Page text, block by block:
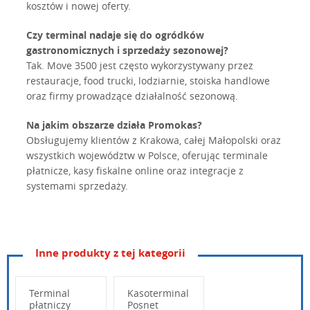
kosztów i nowej oferty.
Czy terminal nadaje się do ogródków
gastronomicznych i sprzedaży sezonowej?
Tak. Move 3500 jest często wykorzystywany przez
restauracje, food trucki, lodziarnie, stoiska handlowe
oraz firmy prowadzące działalność sezonową.
Na jakim obszarze działa Promokas?
Obsługujemy klientów z Krakowa, całej Małopolski oraz
wszystkich województw w Polsce, oferując terminale
płatnicze, kasy fiskalne online oraz integracje z
systemami sprzedaży.
Inne produkty z tej kategorii
Terminal
płatniczy
Kasoterminal
Posnet